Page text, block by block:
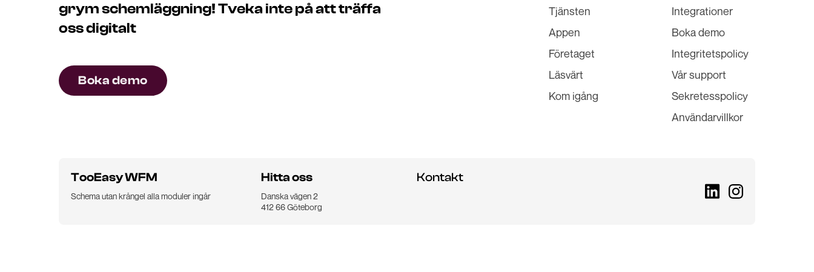
grym schemläggning! Tveka inte på att träffa
oss digitalt
Boka demo
Tjänsten
Appen
Företaget
Läsvärt
Kom igång
Integrationer
Boka demo
Integritetspolicy
Vår support
Sekretesspolicy
Användarvillkor
TooEasy WFM
Schema utan krångel alla moduler ingår
Hitta oss
Danska vägen 2
412 66 Göteborg
Kontakt